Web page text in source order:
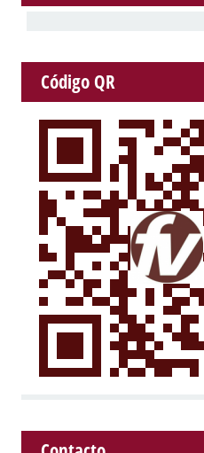
Código QR